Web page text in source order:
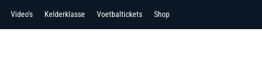
Video's Kelderklasse Voetbaltickets Shop